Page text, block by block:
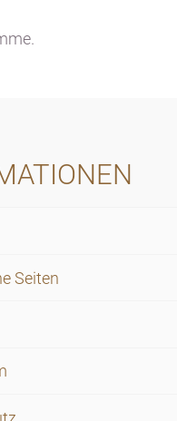
Seiten